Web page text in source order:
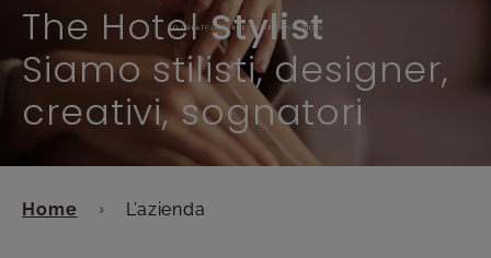
The HotelStylist
Siamo stilisti, designer,
creativi, sognatori
Home L’azienda